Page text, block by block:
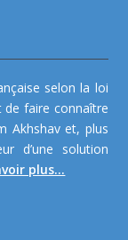
selon la loi
de faire connaître
Akhshav et, plus
d’une solution
plus...